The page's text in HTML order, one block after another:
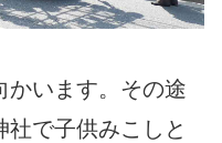
かいます。その途
で子供みこしと